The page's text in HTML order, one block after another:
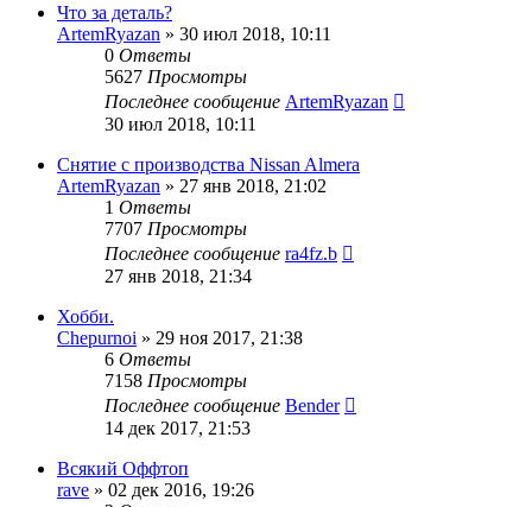
Что за деталь?
ArtemRyazan » 30 июл 2018, 10:11
0 Ответы
5627 Просмотры
Последнее сообщение ArtemRyazan
30 июл 2018, 10:11
Снятие с производства Nissan Almera
ArtemRyazan » 27 янв 2018, 21:02
1 Ответы
7707 Просмотры
Последнее сообщение ra4fz.b
27 янв 2018, 21:34
Хобби.
Chepurnoi » 29 ноя 2017, 21:38
6 Ответы
7158 Просмотры
Последнее сообщение Bender
14 дек 2017, 21:53
Всякий Оффтоп
rave » 02 дек 2016, 19:26